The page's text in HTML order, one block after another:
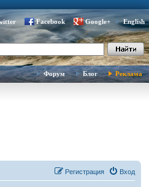
Facebook Google+ English
Форум Блог Реклама
Вход
Регистрация